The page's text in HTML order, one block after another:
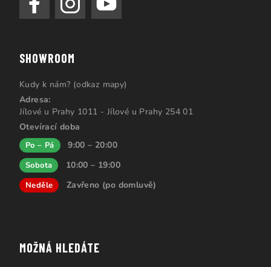
SHOWROOM
Kudy k nám? (odkaz mapy)
Adresa:
Jílové u Prahy 1011 - Jílové u Prahy 254 01
Otevírací doba
Po – Pá 9:00 – 20:00
Sobota 10:00 – 19:00
Neděle Zavřeno (po domluvě)
MOŽNÁ HLEDÁTE